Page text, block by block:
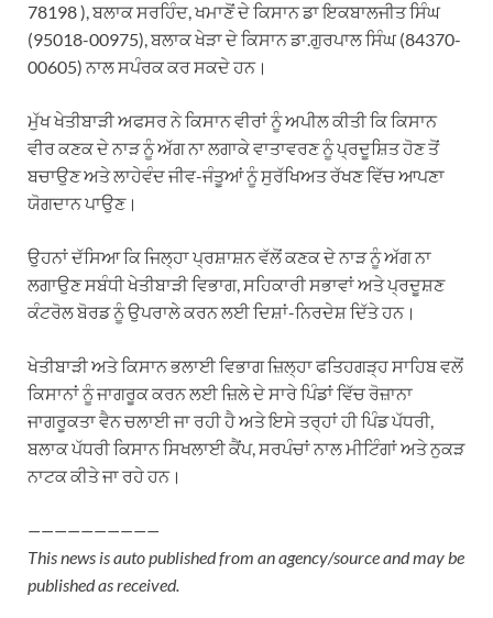
78198 ), ਬਲਾਕ ਸਰਹਿੰਦ, ਖਮਾਣੋਂ ਦੇ ਕਿਸਾਨ ਡਾ ਇਕਬਾਲਜੀਤ ਸਿੰਘ
(95018-00975), ਬਲਾਕ ਖੇੜਾ ਦੇ ਕਿਸਾਨ ਡਾ.ਗੁਰਪਾਲ ਸਿੰਘ (84370-
00605) ਨਾਲ ਸਪੰਰਕ ਕਰ ਸਕਦੇ ਹਨ।
ਮੁੱਖ ਖੇਤੀਬਾੜੀ ਅਫਸਰ ਨੇ ਕਿਸਾਨ ਵੀਰਾਂ ਨੂੰ ਅਪੀਲ ਕੀਤੀ ਕਿ ਕਿਸਾਨ
ਵੀਰ ਕਣਕ ਦੇ ਨਾੜ ਨੂੰ ਅੱਗ ਨਾ ਲਗਾਕੇ ਵਾਤਾਵਰਣ ਨੂੰ ਪ੍ਰਦੂਸ਼ਿਤ ਹੋਣ ਤੋਂ
ਬਚਾਉਣ ਅਤੇ ਲਾਹੇਵੰਦ ਜੀਵ-ਜੰਤੂਆਂ ਨੂੰ ਸੁਰੱਖਿਅਤ ਰੱਖਣ ਵਿੱਚ ਆਪਣਾ
ਯੋਗਦਾਨ ਪਾਉਣ।
ਉਹਨਾਂ ਦੱਸਿਆ ਕਿ ਜਿਲ੍ਹਾ ਪ੍ਰਸ਼ਾਸ਼ਨ ਵੱਲੋਂ ਕਣਕ ਦੇ ਨਾੜ ਨੂੰ ਅੱਗ ਨਾ
ਲਗਾਉਣ ਸਬੰਧੀ ਖੇਤੀਬਾੜੀ ਵਿਭਾਗ, ਸਹਿਕਾਰੀ ਸਭਾਵਾਂ ਅਤੇ ਪ੍ਰਦੂਸ਼ਣ
ਕੰਟਰੋਲ ਬੋਰਡ ਨੂੰ ਉਪਰਾਲੇ ਕਰਨ ਲਈ ਦਿਸ਼ਾਂ-ਨਿਰਦੇਸ਼ ਦਿੱਤੇ ਹਨ।
ਖੇਤੀਬਾੜੀ ਅਤੇ ਕਿਸਾਨ ਭਲਾਈ ਵਿਭਾਗ ਜ਼ਿਲ੍ਹਾ ਫਤਿਹਗੜ੍ਹ ਸਾਹਿਬ ਵਲੋਂ
ਕਿਸਾਨਾਂ ਨੂੰ ਜਾਗਰੂਕ ਕਰਨ ਲਈ ਜ਼ਿਲੇ ਦੇ ਸਾਰੇ ਪਿੰਡਾਂ ਵਿੱਚ ਰੋਜ਼ਾਨਾ
ਜਾਗਰੂਕਤਾ ਵੈਨ ਚਲਾਈ ਜਾ ਰਹੀ ਹੈ ਅਤੇ ਇਸੇ ਤਰ੍ਹਾਂ ਹੀ ਪਿੰਡ ਪੱਧਰੀ,
ਬਲਾਕ ਪੱਧਰੀ ਕਿਸਾਨ ਸਿਖਲਾਈ ਕੈਂਪ, ਸਰਪੰਚਾਂ ਨਾਲ ਮੀਟਿੰਗਾਂ ਅਤੇ ਨੁਕੜ
ਨਾਟਕ ਕੀਤੇ ਜਾ ਰਹੇ ਹਨ।
——————————
This news is auto published from an agency/source and may be
published as received.